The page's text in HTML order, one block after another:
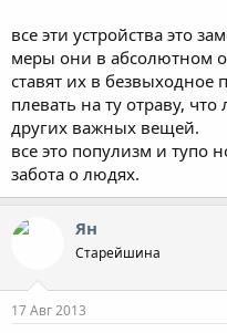
все эти устройства это
меры они в абсолютном
ставят их в
плевать на ту отраву,
других важных вещей.
все это популизм и тупо
забота о людях.
Ян
Старейшина
17 Авг 2013